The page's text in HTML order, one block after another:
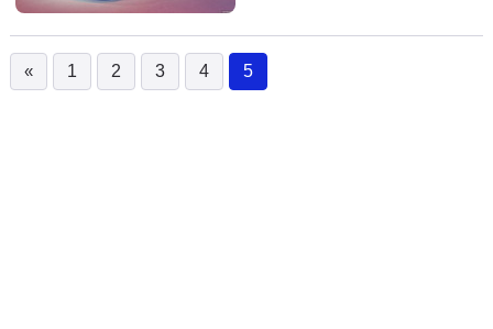
« 1 2 3 4 5
(current)